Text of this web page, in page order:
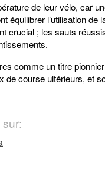
de leur vélo, car
équilibrer l’utilisation
crucial ; les sauts
comme un titre
de course ultérieurs, et